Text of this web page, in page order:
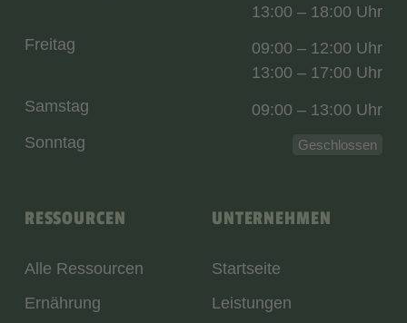
RESSOURCEN
Alle Ressourcen
Ernährung
UNTERNEHMEN
Startseite
Leistungen
13:00 – 18:00 Uhr
Freitag
09:00 – 12:00 Uhr
13:00 – 17:00 Uhr
Samstag
09:00 – 13:00 Uhr
Sonntag
Geschlossen